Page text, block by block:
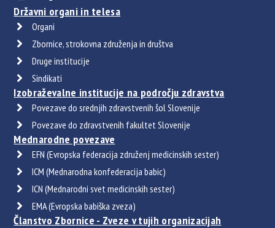
Državni organi in telesa
Organi
Zbornice, strokovna združenja in društva
Druge institucije
Sindikati
Izobraževalne institucije na področju zdravstva
Povezave do srednjih zdravstvenih šol Slovenije
Povezave do zdravstvenih fakultet Slovenije
Mednarodne povezave
EFN (Evropska federacija združenj medicinskih sester)
ICM (Mednarodna konfederacija babic)
ICN (Mednarodni svet medicinskih sester)
EMA (Evropska babiška zveza)
Članstvo Zbornice - Zveze v tujih organizacijah